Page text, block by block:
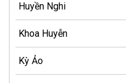
Huyền Nghi
Khoa Huyễn
Kỳ Ảo